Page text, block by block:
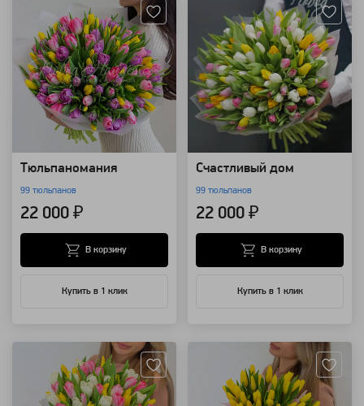
Тюльпаномания
99 тюльпанов
22 000 ₽
Купить в 1 клик
В корзину
Счастливый дом
99 тюльпанов
22 000 ₽
Купить в 1 клик
В корзину